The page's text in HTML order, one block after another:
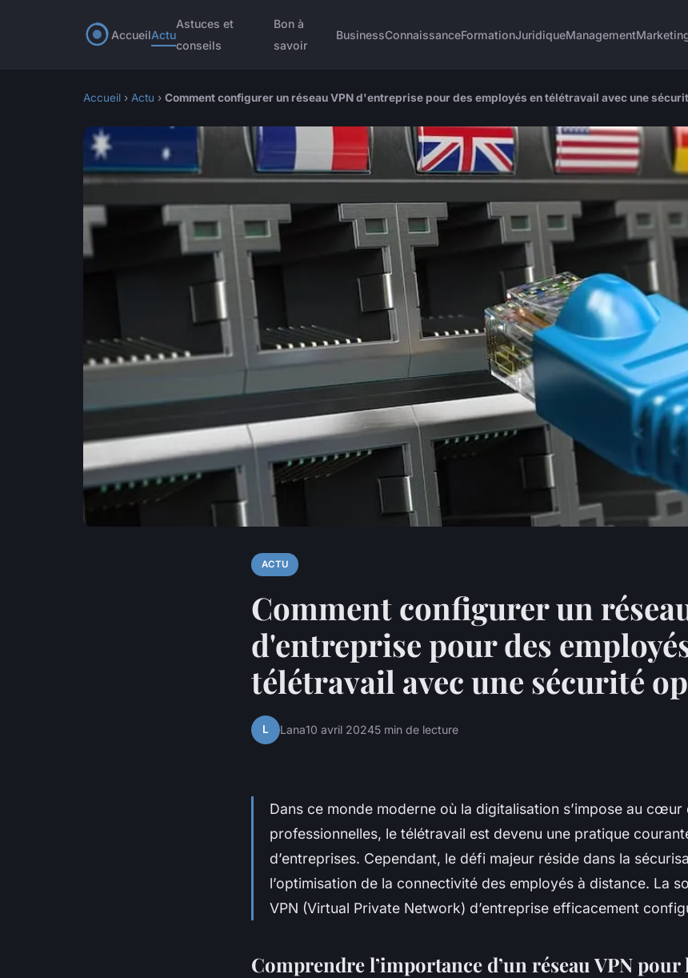
AccueilActu
Astuces et
conseils
Bon à
savoir
BusinessConnaissanceFormationJuridiqueManagement
Accueil › Actu › Comment configurer un réseau VPN d'entreprise pour des employés en télétravail avec une
ACTU
Comment configurer un
d'entreprise pour des
télétravail avec une sécurité
L Lana10 avril 20245 min de lecture
Dans ce monde moderne où la digitalisation s’impose au cœur
professionnelles, le télétravail est devenu une pratique
d’entreprises. Cependant, le défi majeur réside dans la
l’optimisation de la connectivité des employés à distance. La
VPN (Virtual Private Network) d’entreprise efficacement
Comprendre l’importance d’un réseau VPN